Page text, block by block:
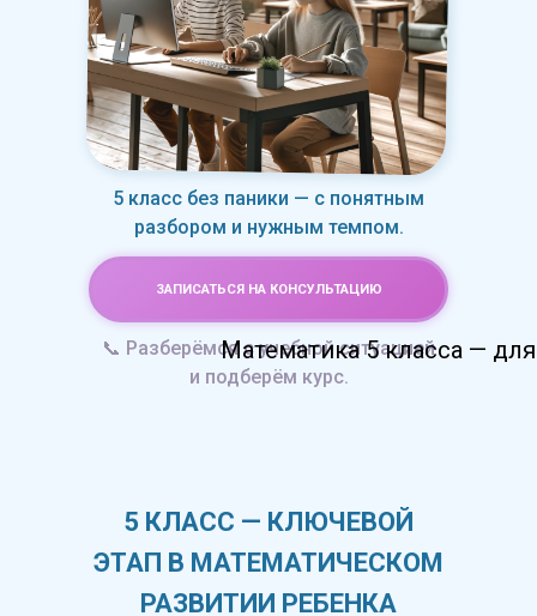
5 класс без паники — с понятным
разбором и нужным темпом.
ЗАПИСАТЬСЯ НА КОНСУЛЬТАЦИЮ
📞 Разберёмся с учебной ситуацией
и подберём курс.
Математика 5 класса —
5 КЛАСС — КЛЮЧЕВОЙ
ЭТАП В МАТЕМАТИЧЕСКОМ
РАЗВИТИИ РЕБЕНКА